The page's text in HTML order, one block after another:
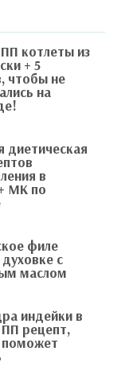
котлеты из
+ 5
чтобы не
на
диетическая
в
МК по
филе
с
маслом
индейки в
рецепт,